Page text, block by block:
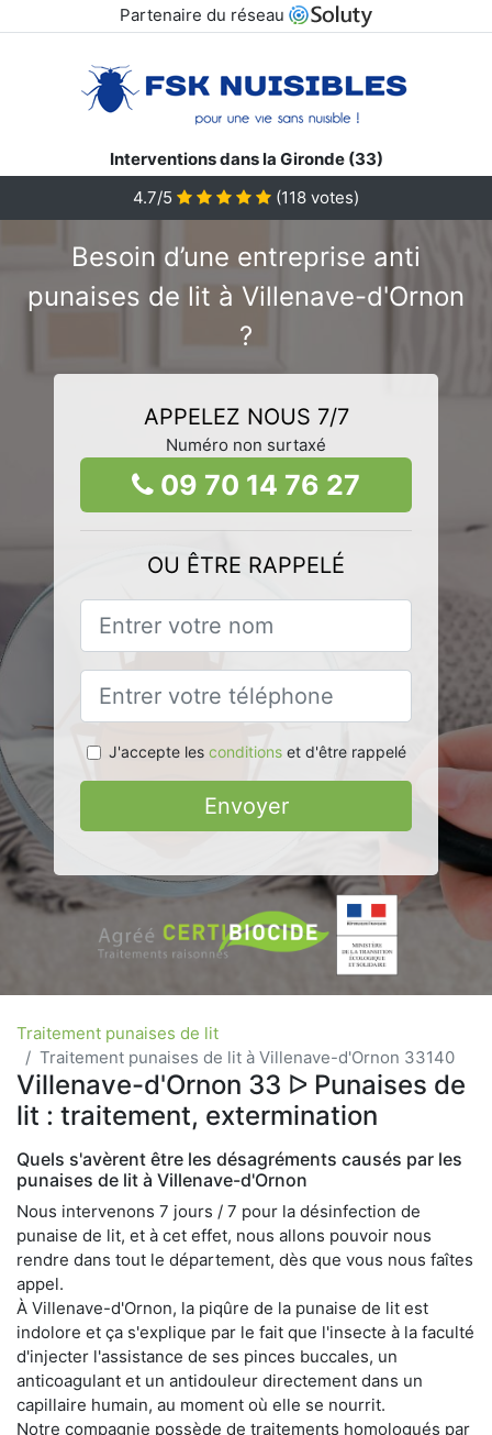
Partenaire du réseau
Interventions dans la Gironde (33)
4.7/5
(118 votes)
Besoin d’une entreprise anti
punaises de lit à Villenave-d'Ornon
?
APPELEZ NOUS 7/7
Numéro non surtaxé
09 70 14 76 27
OU ÊTRE RAPPELÉ
J'accepte les conditionset d'être rappelé
Envoyer
Traitement punaises de lit
Traitement punaises de lit à Villenave-d'Ornon 33140
Villenave-d'Ornon 33 ᐅ Punaises de
lit : traitement, extermination
Quels s'avèrent être les désagréments causés par les
punaises de lit à Villenave-d'Ornon
Nous intervenons 7 jours / 7 pour la désinfection de
punaise de lit, et à cet effet, nous allons pouvoir nous
rendre dans tout le département, dès que vous nous faîtes
appel.
À Villenave-d'Ornon, la piqûre de la punaise de lit est
indolore et ça s'explique par le fait que l'insecte à la faculté
d'injecter l'assistance de ses pinces buccales, un
anticoagulant et un antidouleur directement dans un
capillaire humain, au moment où elle se nourrit.
Notre compagnie possède de traitements homologués par